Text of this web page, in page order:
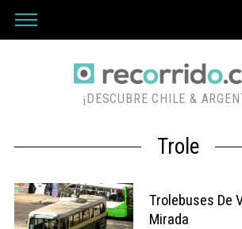
¡DESCUBRE CHILE &
Trole
Trolebuses De
Mirada